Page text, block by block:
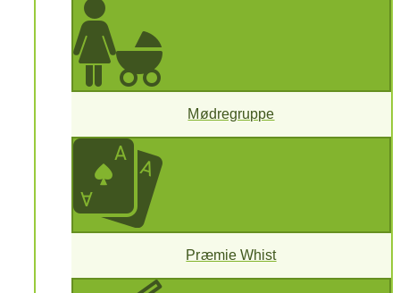
Mødregruppe
Præmie Whist